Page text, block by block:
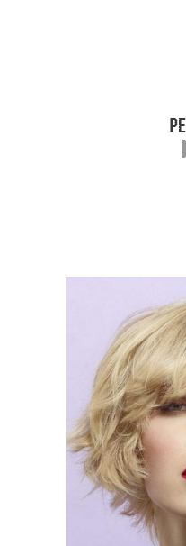
волосы
Стрижки для объема
Стрижки на тонкие
волосы